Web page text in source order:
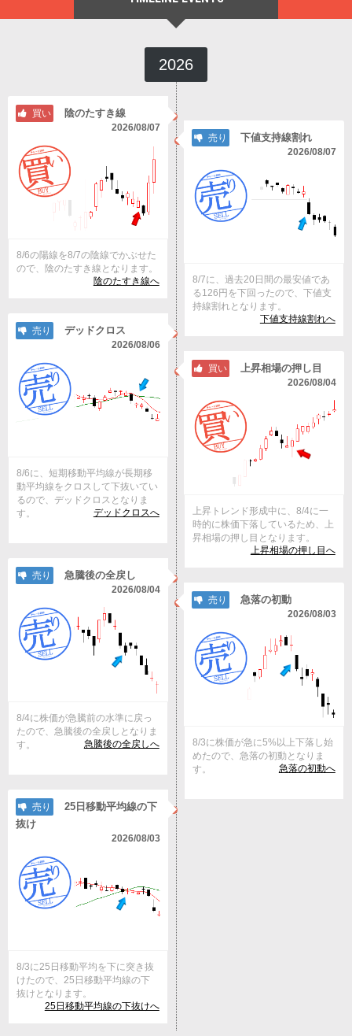
2026
買い 陰のたすき線
2026/08/07
8/6の陽線を8/7の陰線でかぶせた
ので、陰のたすき線となります。
陰のたすき線へ
売り 下値支持線割れ
2026/08/07
8/7に、過去20日間の最安値であ
る126円を下回ったので、下値支
持線割れとなります。
下値支持線割れへ
売り
デッドクロス
2026/08/06
8/6に、短期移動平均線が長期移
動平均線をクロスして下抜いてい
るので、デッドクロスとなりま
す。
デッドクロスへ
買い 上昇相場の押し目
2026/08/04
上昇トレンド形成中に、8/4に一
時的に株価下落しているため、上
昇相場の押し目となります。
上昇相場の押し目へ
売り 急騰後の全戻し
2026/08/04
8/4に株価が急騰前の水準に戻っ
たので、急騰後の全戻しとなりま
す。
急騰後の全戻しへ
売り 急落の初動
2026/08/03
8/3に株価が急に5%以上下落し始
めたので、急落の初動となりま
す。
急落の初動へ
売り
25日移動平均線の下
抜け
2026/08/03
8/3に25日移動平均を下に突き抜
けたので、25日移動平均線の下
抜けとなります。
25日移動平均線の下抜けへ